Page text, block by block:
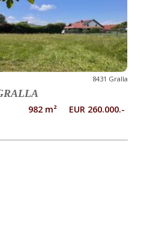
8431 Gralla
982 m² EUR 260.000.-